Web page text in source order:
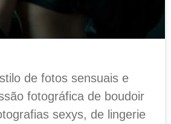
de fotos sensuais e
fotográfica de boudoir
sexys, de lingerie